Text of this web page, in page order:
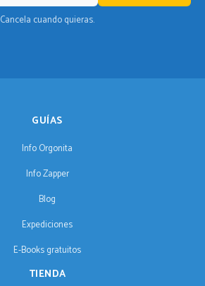
Cancela cuando quieras.
GUÍAS
Info Orgonita
Info Zapper
Blog
Expediciones
E-Books gratuitos
TIENDA